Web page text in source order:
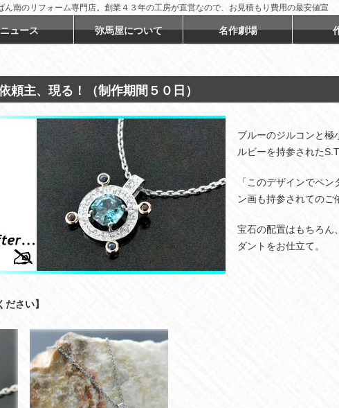
ん南のリフォーム専門店。創業４３年の工房が直営なので、お見積もり費用の最安値宣
ニュース 弥馬屋について 名作劇場
頼主、現る！（制作期間５０日）
ブルーのジルコンと極
ルビーを持参された
「このデザインでペ
ン画も持参されてのご
宝石の配置はもちろん
ダントをお仕立て。
ださい】